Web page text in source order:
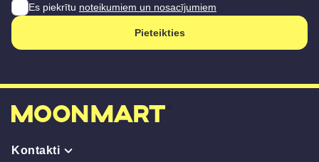
Es piekrītu noteikumiem un nosacījumiem
Pieteikties
Kontakti